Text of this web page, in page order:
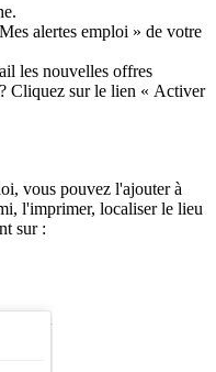
alertes emploi » de votre
les nouvelles offres
Cliquez sur le lien « Activer
vous pouvez l'ajouter à
l'imprimer, localiser le lieu
sur :